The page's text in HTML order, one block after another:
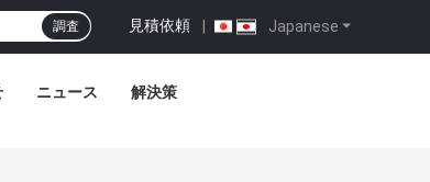
Japanese
見積依頼 |
調査
ニュース 解決策